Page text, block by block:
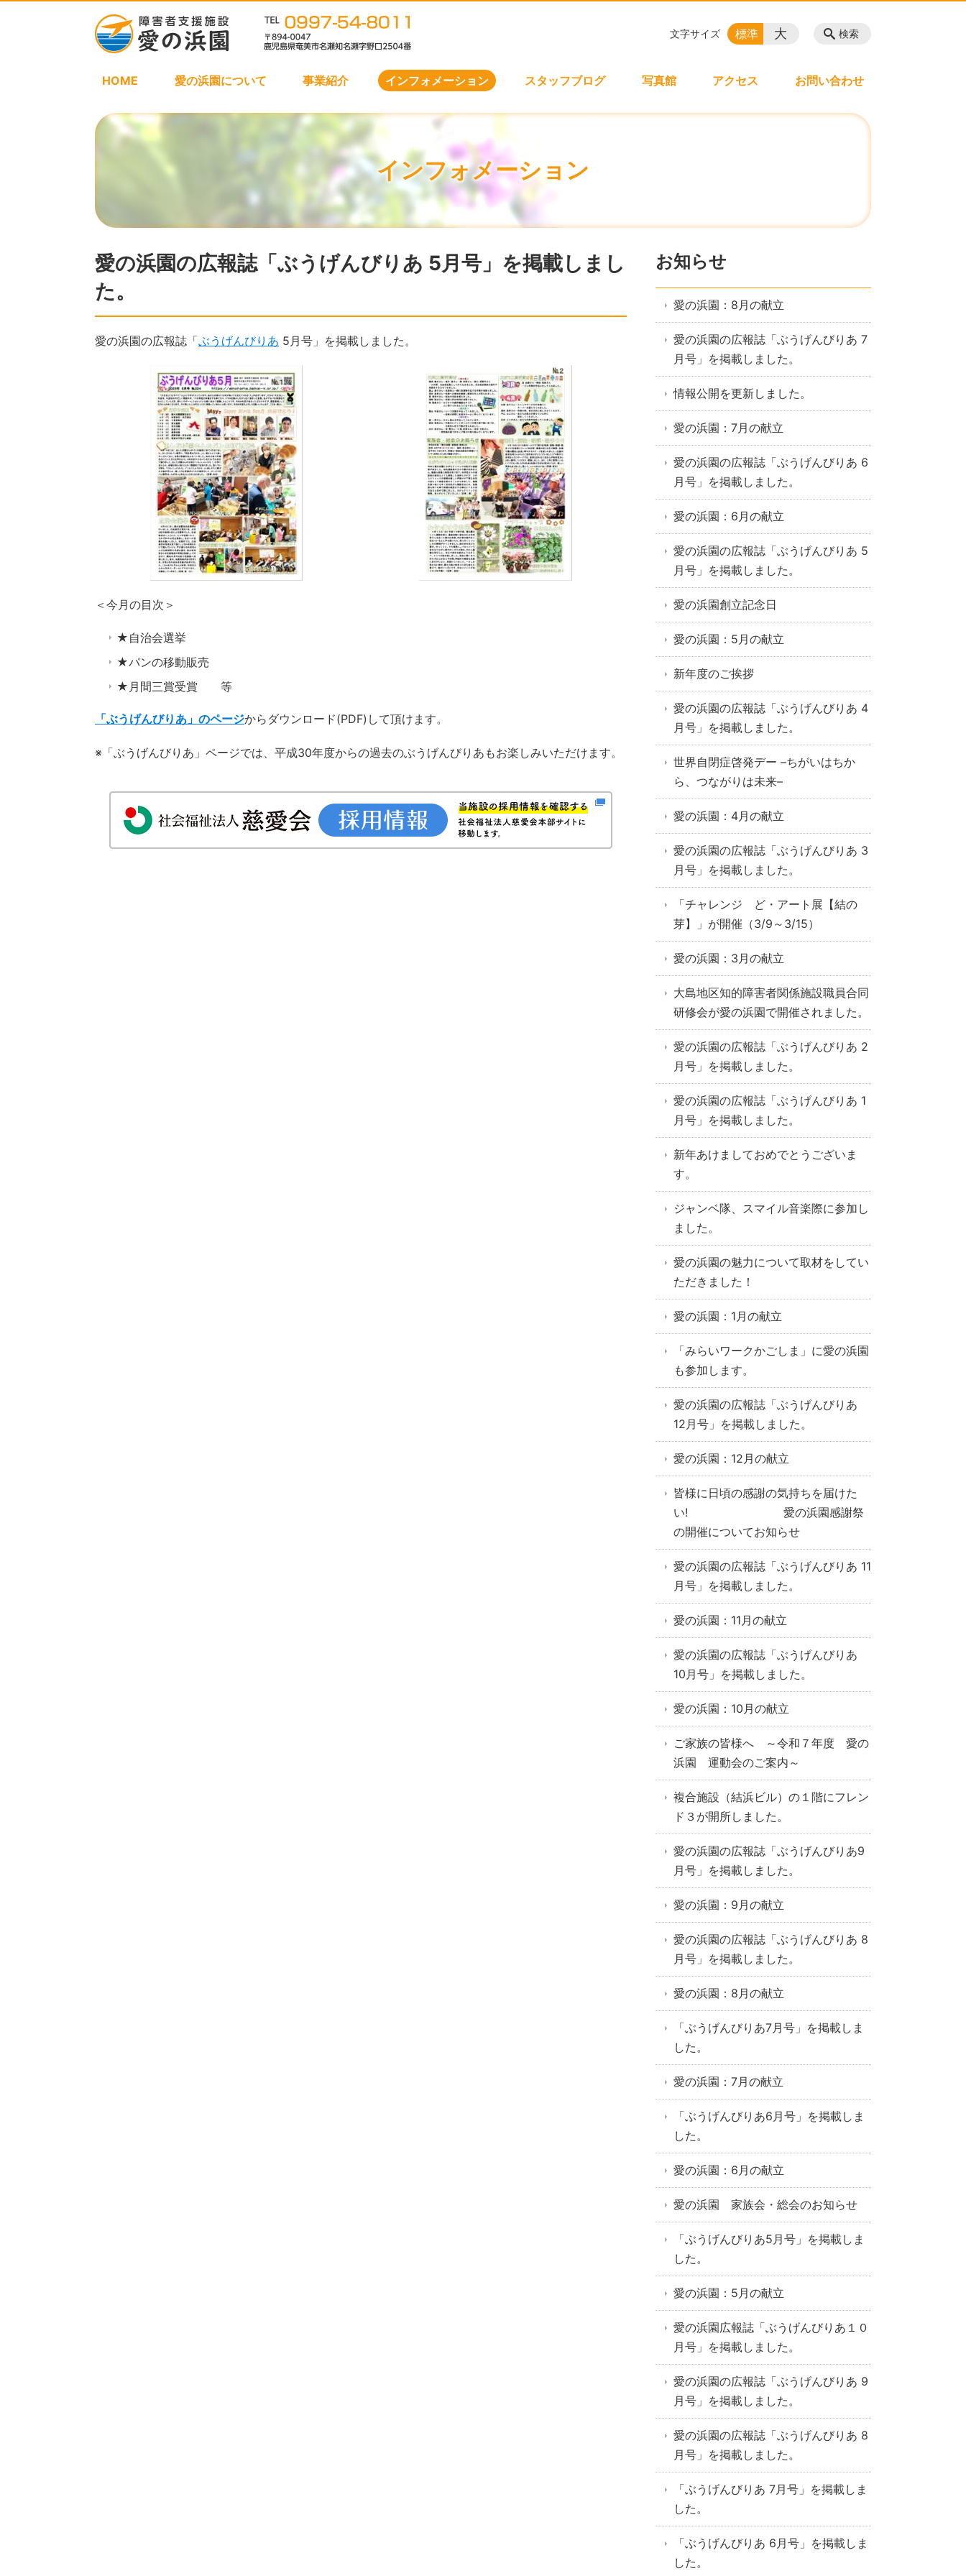
HOME 愛の浜園について 事業紹介 インフォメーション スタッフブログ 写真館 アクセス お問い合わせ
検索
文字サイズ 標準 大
インフォメーション
愛の浜園の広報誌「ぶうげんびりあ 5月号」を掲載しまし
た。
愛の浜園の広報誌「ぶうげんびりあ 5月号」を掲載しました。
＜今月の目次＞
★自治会選挙
★パンの移動販売
★月間三賞受賞 等
「ぶうげんびりあ」のページからダウンロード(PDF)して頂けます。
※「ぶうげんびりあ」ページでは、平成30年度からの過去のぶうげんびりあもお楽しみいただけます。
お知らせ
愛の浜園：8月の献立
愛の浜園の広報誌「ぶうげんびりあ 7
月号」を掲載しました。
情報公開を更新しました。
愛の浜園：7月の献立
愛の浜園の広報誌「ぶうげんびりあ 6
月号」を掲載しました。
愛の浜園：6月の献立
愛の浜園の広報誌「ぶうげんびりあ 5
月号」を掲載しました。
愛の浜園創立記念日
愛の浜園：5月の献立
新年度のご挨拶
愛の浜園の広報誌「ぶうげんびりあ 4
月号」を掲載しました。
世界自閉症啓発デー –ちがいはちか
ら、つながりは未来–
愛の浜園：4月の献立
愛の浜園の広報誌「ぶうげんびりあ 3
月号」を掲載しました。
「チャレンジ ど・アート展【結の
芽】」が開催（3/9～3/15）
愛の浜園：3月の献立
大島地区知的障害者関係施設職員合同
研修会が愛の浜園で開催されました。
愛の浜園の広報誌「ぶうげんびりあ 2
月号」を掲載しました。
愛の浜園の広報誌「ぶうげんびりあ 1
月号」を掲載しました。
新年あけましておめでとうございま
す。
ジャンベ隊、スマイル音楽際に参加し
ました。
愛の浜園の魅力について取材をしてい
ただきました！
愛の浜園：1月の献立
「みらいワークかごしま」に愛の浜園
も参加します。
愛の浜園の広報誌「ぶうげんびりあ
12月号」を掲載しました。
愛の浜園：12月の献立
皆様に日頃の感謝の気持ちを届けた
い! 愛の浜園感謝祭
の開催についてお知らせ
愛の浜園の広報誌「ぶうげんびりあ 11
月号」を掲載しました。
愛の浜園：11月の献立
愛の浜園の広報誌「ぶうげんびりあ
10月号」を掲載しました。
愛の浜園：10月の献立
ご家族の皆様へ ～令和７年度 愛の
浜園 運動会のご案内～
複合施設（結浜ビル）の１階にフレン
ド３が開所しました。
愛の浜園の広報誌「ぶうげんびりあ9
月号」を掲載しました。
愛の浜園：9月の献立
愛の浜園の広報誌「ぶうげんびりあ 8
月号」を掲載しました。
愛の浜園：8月の献立
「ぶうげんびりあ7月号」を掲載しま
した。
愛の浜園：7月の献立
「ぶうげんびりあ6月号」を掲載しま
した。
愛の浜園：6月の献立
愛の浜園 家族会・総会のお知らせ
「ぶうげんびりあ5月号」を掲載しま
した。
愛の浜園：5月の献立
愛の浜園広報誌「ぶうげんびりあ１０
月号」を掲載しました。
愛の浜園の広報誌「ぶうげんびりあ 9
月号」を掲載しました。
愛の浜園の広報誌「ぶうげんびりあ 8
月号」を掲載しました。
「ぶうげんびりあ 7月号」を掲載しま
した。
「ぶうげんびりあ 6月号」を掲載しま
した。